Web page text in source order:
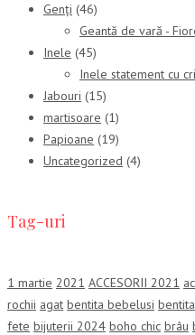
Genți (46)
Geantă de vară -
Inele (45)
Inele statement cu
Jabouri (15)
martisoare (1)
Papioane (19)
Uncategorized (4)
Tag-uri
1 martie 2021 ACCESORII 2021
rochii agat bentita bebelusi
fete bijuterii 2024 boho chic brâu